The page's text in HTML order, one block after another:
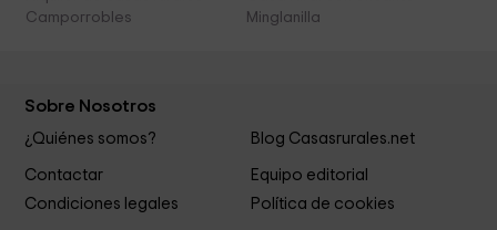
Camporrobles
Minglanilla
Sobre Nosotros
¿Quiénes somos? Blog Casasrurales.net
Contactar
Equipo editorial
Condiciones legales
Política de cookies